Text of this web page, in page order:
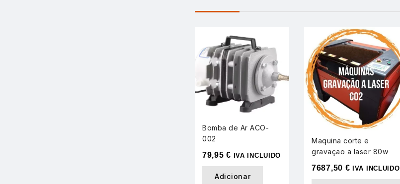
Bomba de Ar ACO-
002
79,95€ IVA INCLUIDO
Adicionar
Maquina corte e
gravaçao a laser 80w
7687,50 € IVA INCLUIDO